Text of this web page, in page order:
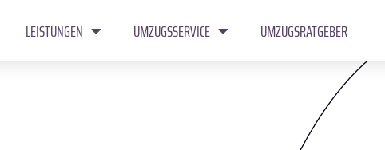
LEISTUNGEN UMZUGSSERVICE UMZUGSRATGEBER